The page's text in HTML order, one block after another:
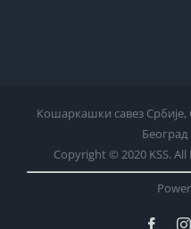
Кошаркашки савез Србије,
Београд
Copyright © 2020 KSS. All